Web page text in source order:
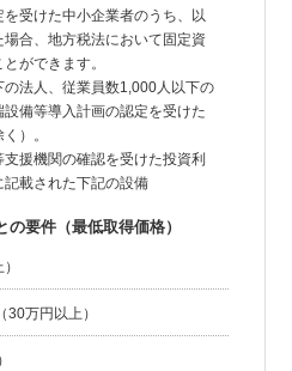
受けた中小企業者のうち、以
合、地方税法において固定資
ができます。
法人、従業員数1,000人以下の
備等導入計画の認定を受けた
）。
援機関の確認を受けた投資利
載された下記の設備
要件（最低取得価格）
万円以上）